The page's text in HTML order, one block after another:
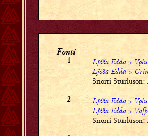
Fonti
1 Ljóða Edda >
Ljóða Edda>
Snorri Sturluson:
2 Ljóða Edda >
Ljóða Edda >
Snorri Sturluson: